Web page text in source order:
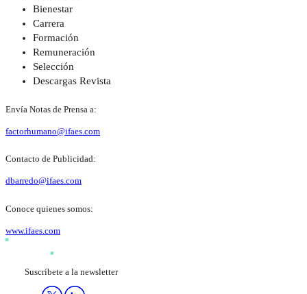
Bienestar
Carrera
Formación
Remuneración
Selección
Descargas Revista
Envía Notas de Prensa a:
factorhumano@ifaes.com
Contacto de Publicidad:
dbarredo@ifaes.com
Conoce quienes somos:
www.ifaes.com
Suscríbete a la newsletter